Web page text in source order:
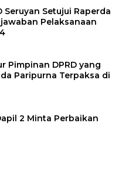
Seruyan Setujui Raperda
Pelaksanaan
Pimpinan DPRD yang
Paripurna Terpaksa di
2 Minta Perbaikan